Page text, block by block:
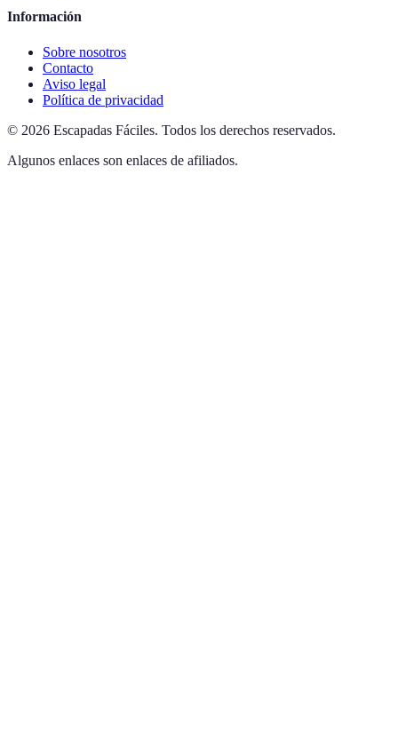
Información
Sobre nosotros
Contacto
Aviso legal
Política de privacidad
© 2026 Escapadas Fáciles. Todos los derechos reservados.
Algunos enlaces son enlaces de afiliados.